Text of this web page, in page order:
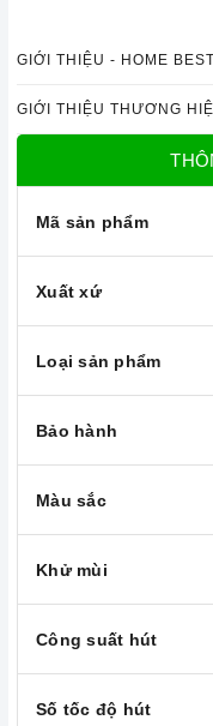
Máy hút mùi
hoạt
lưới lọc
Hệ thống đèn chiếu
GIỚI THIỆU - HOME BEST
GIỚI THIỆU THƯƠNG
Mã sản phẩm
Xuất xứ
Loại sản phẩm
Bảo hành
Màu sắc
Khử mùi
Công suất hút
Số tốc độ hút